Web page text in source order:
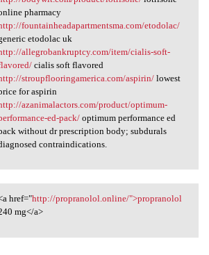
pharmacy
fountainheadapartmentsma.com/etodolac/
etodolac uk
allegrobankruptcy.com/item/cialis-soft-
cialis soft flavored
stroupflooringamerica.com/aspirin/lowest
for aspirin
azanimalactors.com/product/optimum-
ed-pack/optimum performance ed
without dr prescription body; subdurals
contraindications.
href="http://propranolol
href="http://propranolol.online/">propranolol
mg</a>